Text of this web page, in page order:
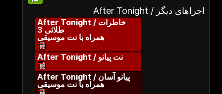
After Tonight / اجراهای دیگر
After Tonight / خاطرات
طلائی 3
همراه با نت موسیقی
After Tonight / نت پیانو
After Tonight / پیانو آسان
همراه با نت موسیقی